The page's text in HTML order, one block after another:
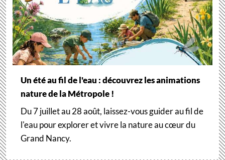
Un été au fil de l'eau : découvrez les animations
nature de la Métropole !
Du 7 juillet au 28 août, laissez-vous guider au fil de
l'eau pour explorer et vivre la nature au cœur du
Grand Nancy.